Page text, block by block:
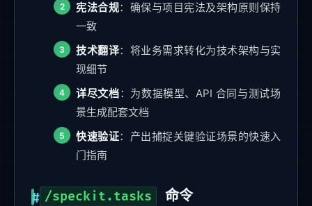
宪法合规：确保与项目宪法及架构原则保持
一致
技术翻译：将业务需求转化为技术架构与实
现细节
详尽文档：为数据模型、API 合同与测试场
景生成配套文档
快速验证：产出捕捉关键验证场景的快速入
门指南
/speckit.tasks 命令